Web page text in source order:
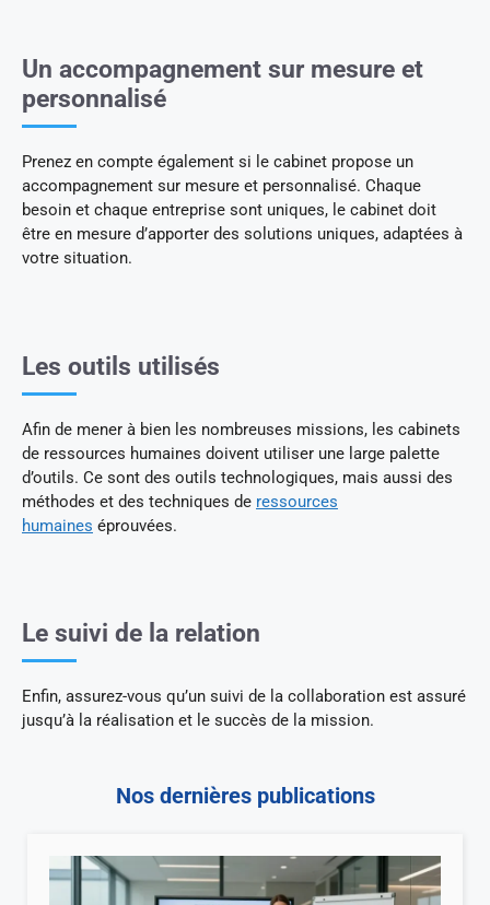
Un accompagnement sur mesure et
personnalisé
Prenez en compte également si le cabinet propose un
accompagnement sur mesure et personnalisé. Chaque
besoin et chaque entreprise sont uniques, le cabinet doit
être en mesure d’apporter des solutions uniques, adaptées à
votre situation.
Les outils utilisés
Afin de mener à bien les nombreuses missions, les cabinets
de ressources humaines doivent utiliser une large palette
d’outils. Ce sont des outils technologiques, mais aussi des
méthodes et des techniques de ressources
humaines éprouvées.
Le suivi de la relation
Enfin, assurez-vous qu’un suivi de la collaboration est assuré
jusqu’à la réalisation et le succès de la mission.
Nos dernières publications